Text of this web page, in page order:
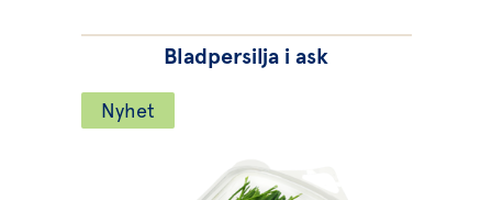
Bladpersilja i ask
Nyhet